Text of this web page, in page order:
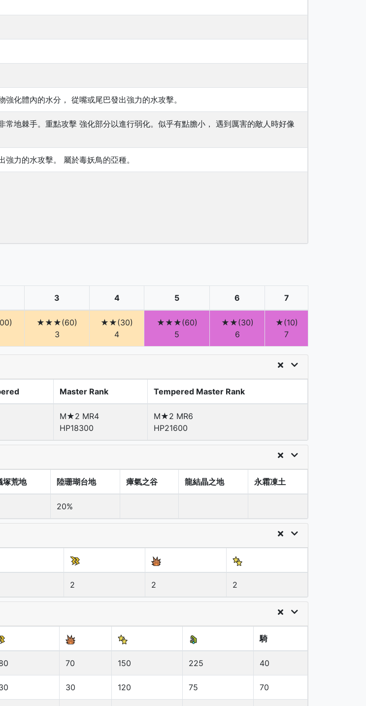
化體內的水分， 從嘴或尾巴發出強力的水攻擊。
常地棘手。重點攻擊 強化部分以進行弱化。似乎有點膽小， 遇到厲害的敵人時好像
力的水攻擊。 屬於毒妖鳥的亞種。
3 4 5 6 7
★★★(60)
3
★★(30)
4
★★★(60)
5
★★(30)
6
★(10)
7
Master Rank Tempered Master Rank
M★2 MR4
HP18300
M★2 MR6
HP21600
塚荒地 陸珊瑚台地 瘴氣之谷 龍結晶之地 永霜凍土
20%
2 2 2
騎
70 150 225 40
30 120 75 70